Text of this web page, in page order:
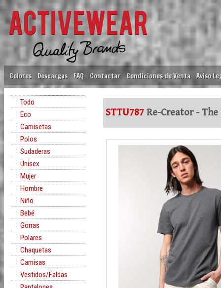
Colores Descargas FAQ Contactar Condiciones de Venta Aviso
Todo
Eco
Camisetas
Polos
Sudaderas
Unisex
Mujer
Hombre
Niño
Bebé
Gorras
Polares
Chaquetas
Camisas
Vestidos/Faldas
STTU787 Re-Creator -